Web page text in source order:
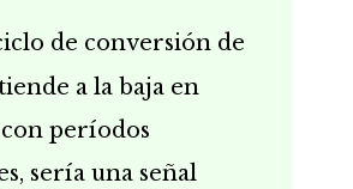
de conversión de
a la baja en
períodos
sería una señal